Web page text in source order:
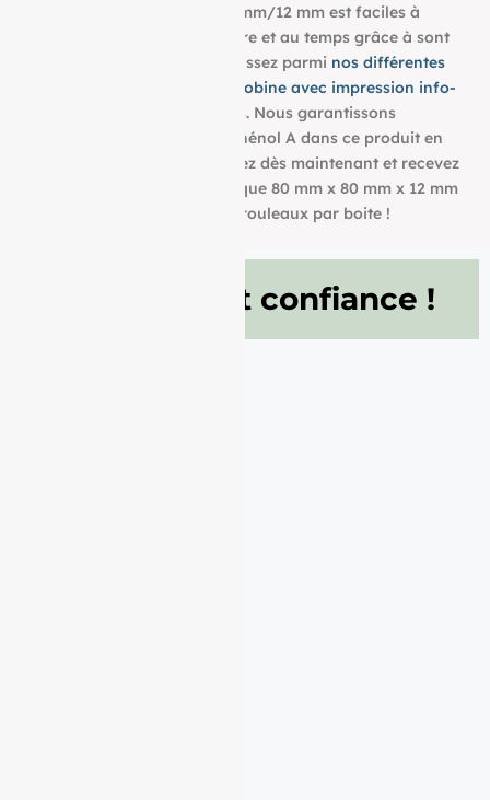
aux dimensions : 80 mm/80 mm/12 mm est faciles à
utiliser et résistent à la lumière et au temps grâce à sont
grammage de 48g/m². Choisissez parmi nos différentes
dimensions pour trouver la bobine avec impression info-
qui convient à vos besoins. Nous garantissons
également l’absence de bisphénol A dans ce produit en
papier BPA FREE. Commandez dès maintenant et recevez
votre Rouleau papier thermique 80 mm x 80 mm x 12 mm
de 48g/m² conditionné à 20 rouleaux par boite !
Ils nous font confiance !